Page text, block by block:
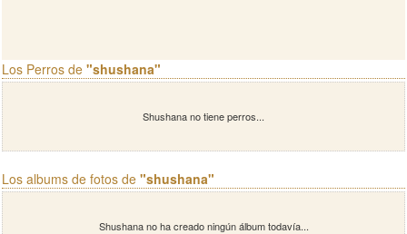
Los Perros de "shushana"
Shushana no tiene perros...
Los albums de fotos de "shushana"
Shushana no ha creado ningún álbum todavía...